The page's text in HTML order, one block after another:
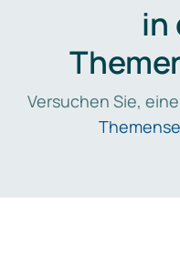
in
Versuchen Sie,